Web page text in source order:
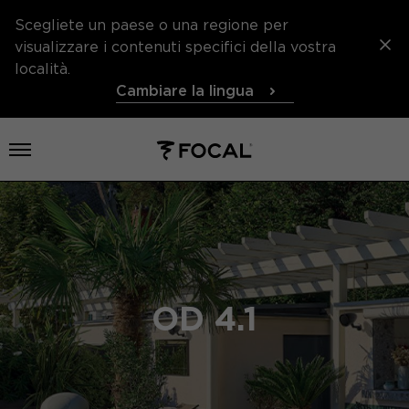
Scegliete un paese o una regione per
visualizzare i contenuti specifici della vostra
località.
Cambiare la lingua
Aprire il menu
OD 4.1